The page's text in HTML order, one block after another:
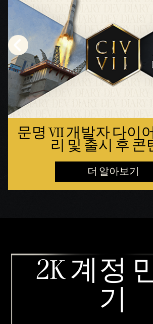
문명 VII 개발자 다이
리 및 출시 후 콘
더 알아보기
2K 계정
기